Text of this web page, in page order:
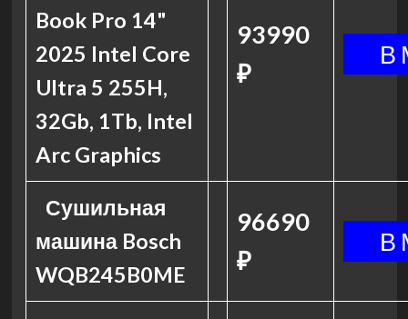
Book Pro 14"
2025 Intel Core
Ultra 5 255H,
32Gb, 1Tb, Intel
Arc Graphics
93990
₽
Сушильная
машина Bosch
WQB245B0ME
96690
₽